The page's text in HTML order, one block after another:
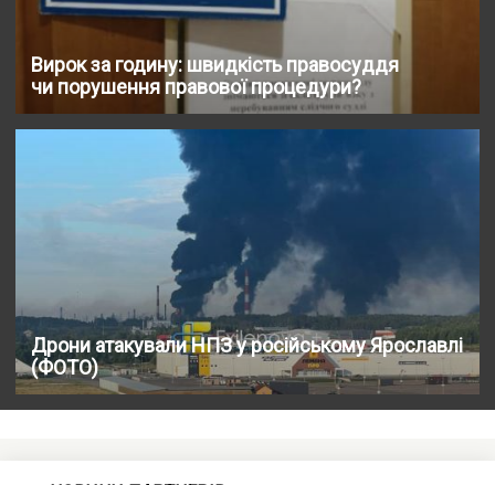
Вирок за годину: швидкість правосуддя
чи порушення правової процедури?
Дрони атакували НПЗ у російському Ярославлі
(ФОТО)